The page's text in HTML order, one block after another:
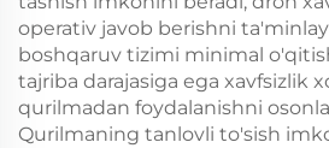
operativ javob berishni
boshqaruv tizimi minimal
tajriba darajasiga ega xavfsizlik
qurilmadan foydalanishni
Qurilmaning tanlovli to'sish